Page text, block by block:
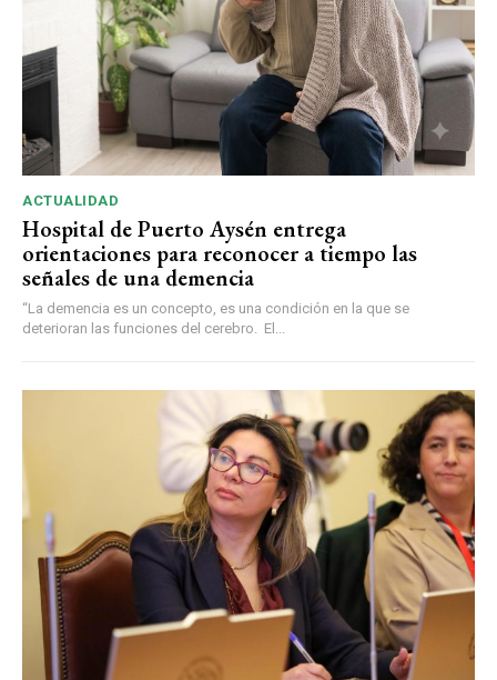
ACTUALIDAD
Hospital de Puerto Aysén entrega
orientaciones para reconocer a tiempo las
señales de una demencia
“La demencia es un concepto, es una condición en la que se
deterioran las funciones del cerebro. El...